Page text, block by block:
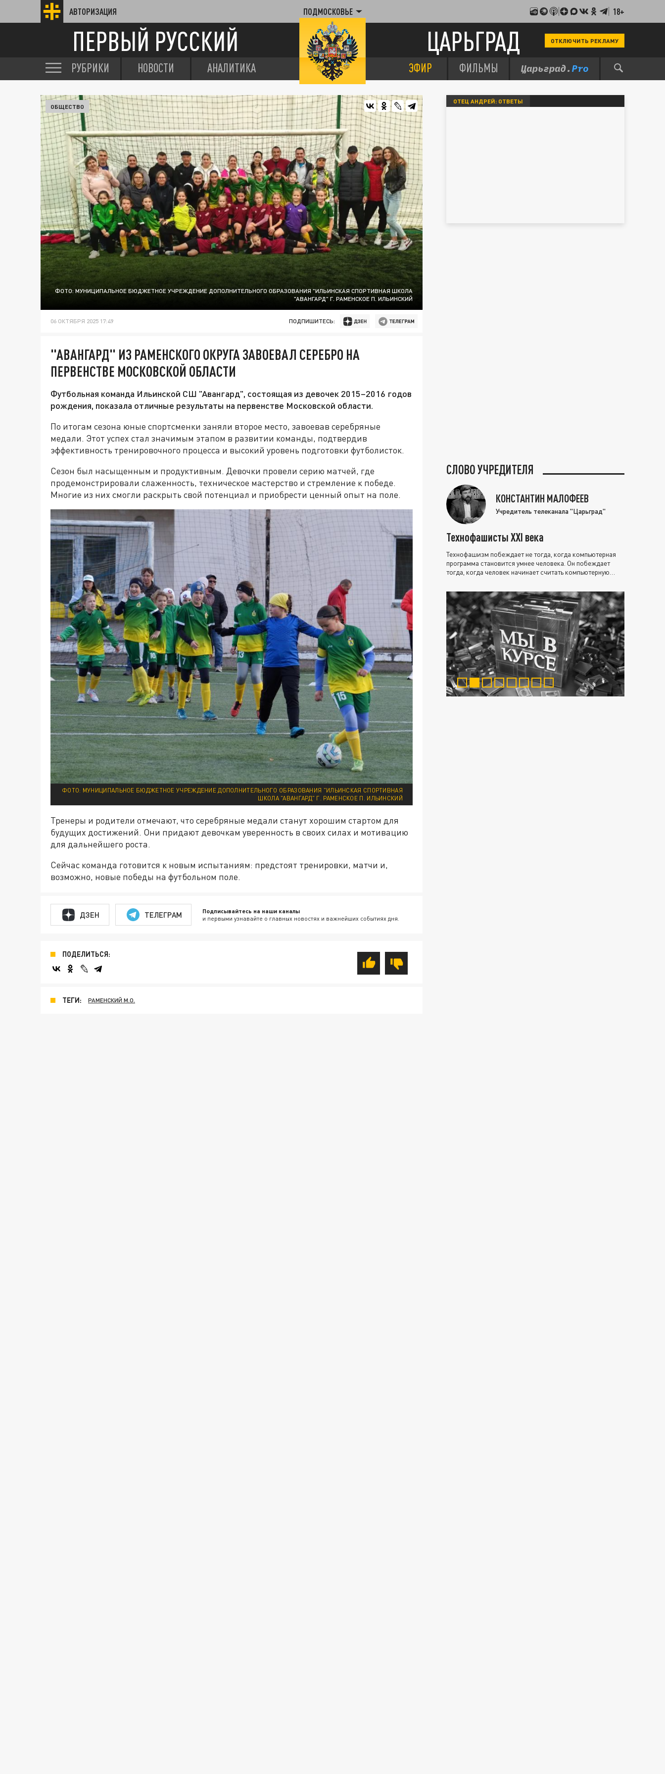
АВТОРИЗАЦИЯ ПОДМОСКОВЬЕ 18+
ПЕРВЫЙ РУССКИЙ ЦАРЬГРАД ОТКЛЮЧИТЬ РЕКЛАМУ
РУБРИКИ НОВОСТИ АНАЛИТИКА ЭФИР ФИЛЬМЫ
ФОТО: МУНИЦИПАЛЬНОЕ БЮДЖЕТНОЕ УЧРЕЖДЕНИЕ ДОПОЛНИТЕЛЬНОГО ОБРАЗОВАНИЯ "ИЛЬИНСКАЯ СПОРТИВНАЯ ШКОЛА
"АВАНГАРД" Г. РАМЕНСКОЕ П. ИЛЬИНСКИЙ
ОБЩЕСТВО
06 ОКТЯБРЯ 2025 17:49 ПОДПИШИТЕСЬ:
"АВАНГАРД" ИЗ РАМЕНСКОГО ОКРУГА ЗАВОЕВАЛ СЕРЕБРО НА
ПЕРВЕНСТВЕ МОСКОВСКОЙ ОБЛАСТИ
Футбольная команда Ильинской СШ "Авангард", состоящая из девочек 2015–2016 годов
рождения, показала отличные результаты на первенстве Московской области.
По итогам сезона юные спортсменки заняли второе место, завоевав серебряные
медали. Этот успех стал значимым этапом в развитии команды, подтвердив
эффективность тренировочного процесса и высокий уровень подготовки футболисток.
Сезон был насыщенным и продуктивным. Девочки провели серию матчей, где
продемонстрировали слаженность, техническое мастерство и стремление к победе.
Многие из них смогли раскрыть свой потенциал и приобрести ценный опыт на поле.
ФОТО: МУНИЦИПАЛЬНОЕ БЮДЖЕТНОЕ УЧРЕЖДЕНИЕ ДОПОЛНИТЕЛЬНОГО ОБРАЗОВАНИЯ "ИЛЬИНСКАЯ СПОРТИВНАЯ
ШКОЛА "АВАНГАРД" Г. РАМЕНСКОЕ П. ИЛЬИНСКИЙ
Тренеры и родители отмечают, что серебряные медали станут хорошим стартом для
будущих достижений. Они придают девочкам уверенность в своих силах и мотивацию
для дальнейшего роста.
Сейчас команда готовится к новым испытаниям: предстоят тренировки, матчи и,
возможно, новые победы на футбольном поле.
ДЗЕН ТЕЛЕГРАМ Подписывайтесь на наши каналы
и первыми узнавайте о главных новостях и важнейших событиях дня.
ПОДЕЛИТЬСЯ:
ТЕГИ: РАМЕНСКИЙ М.О.
ОТЕЦ АНДРЕЙ: ОТВЕТЫ
СЛОВО УЧРЕДИТЕЛЯ
КОНСТАНТИН МАЛОФЕЕВ
Учредитель телеканала "Царьград"
Технофашисты XXI века
Технофашизм побеждает не тогда, когда компьютерная
программа становится умнее человека. Он побеждает
тогда, когда человек начинает считать компьютерную